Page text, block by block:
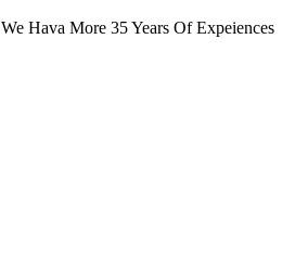
We Hava More 35 Years Of Expeiences